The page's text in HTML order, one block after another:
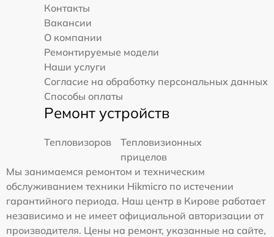
Контакты
Вакансии
О компании
Ремонтируемые модели
Наши услуги
Согласие на обработку персональных данных
Способы оплаты
Ремонт устройств
Тепловизоров
Тепловизионных
прицелов
Мы занимаемся ремонтом и техническим
обслуживанием техники Hikmicro по истечении
гарантийного периода. Наш центр в Кирове работает
независимо и не имеет официальной авторизации от
производителя. Цены на ремонт, указанные на сайте,